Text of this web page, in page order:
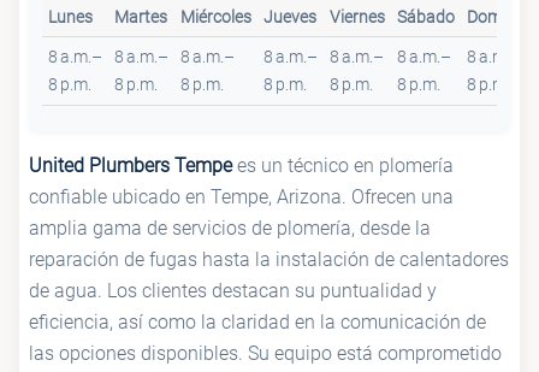
Lunes Martes Miércoles Jueves Viernes Sábado Domingo
8 a.m.–
8 p.m.
8 a.m.–
8 p.m.
8 a.m.–
8 p.m.
8 a.m.–
8 p.m.
8 a.m.–
8 p.m.
8 a.m.–
8 p.m.
8 a.m.–
8 p.m.
United Plumbers Tempees un técnico en plomería
confiable ubicado en Tempe, Arizona. Ofrecen una
amplia gama de servicios de plomería, desde la
reparación de fugas hasta la instalación de calentadores
de agua. Los clientes destacan su puntualidad y
eficiencia, así como la claridad en la comunicación de
las opciones disponibles. Su equipo está comprometido